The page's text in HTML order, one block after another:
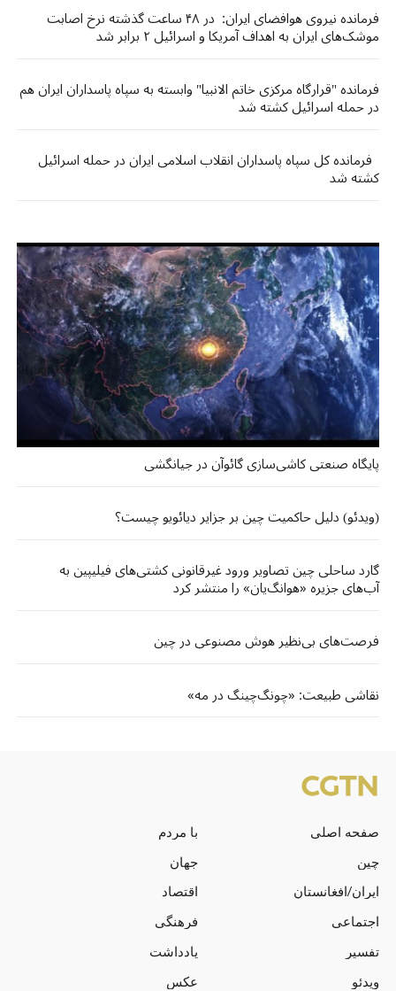
فرمانده نیروی هوافضای ایران: در ۴۸ ساعت گذشته نرخ اصابت
موشک‌های ایران به اهداف آمریکا و اسرائیل ۲ برابر شد
فرمانده "قرارگاه مرکزی خاتم الانبیا" وابسته به سپاه پاسداران ایران هم
در حمله اسرائیل کشته شد
فرمانده کل سپاه پاسداران انقلاب اسلامی ایران در حمله اسرائیل
کشته شد
پایگاه صنعتی کاشی‌سازی گائوآن در جیانگشی
(ویدئو) دلیل حاکمیت چین بر جزایر دیائویو چیست؟
گارد ساحلی چین تصاویر ورود غیرقانونی کشتی‌های فیلیپین به
آب‌های جزیره‌ «هوانگ‌یان» را منتشر کرد
فرصت‌های بی‌نظیر هوش مصنوعی در چین
نقاشی طبیعت: «چونگ‌چینگ در مه»
صفحه اصلی
با مردم
چین
جهان
ایران/افغانستان
اقتصاد
اجتماعی
فرهنگی
تفسیر
یادداشت
ویدئو
عکس